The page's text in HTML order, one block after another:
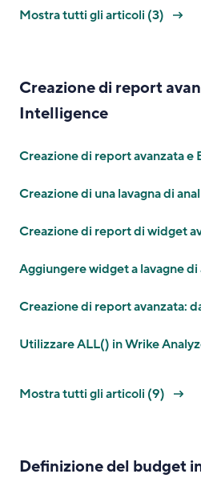
Mostra tutti gli articoli (3)
Creazione di report
Intelligence
Creazione di report avanzata e
Creazione di una lavagna di
Creazione di report di widget
Aggiungere widget a lavagne di
Creazione di report avanzata:
Utilizzare ALL() in Wrike
Mostra tutti gli articoli (9)
Definizione del budget